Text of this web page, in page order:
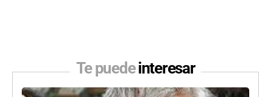
Te puedeinteresar